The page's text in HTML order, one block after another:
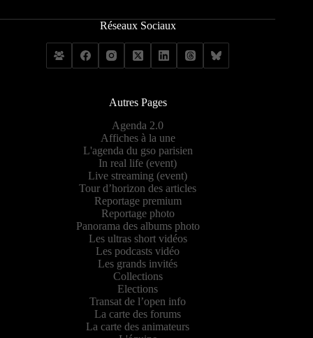
Réseaux Sociaux
Autres Pages
Agenda 2.0
Affiches à la une
L'agenda du gso parisien
In real life (event)
Live streaming (event)
Tour d’horizon des articles
Reportage premium
Reportage photo
Panorama des albums photo
Les ultras short vidéos
Les podcasts vidéo
Les grands invités
Collections
Elections
Transat de l’open info
La carte des forums
La carte des animateurs